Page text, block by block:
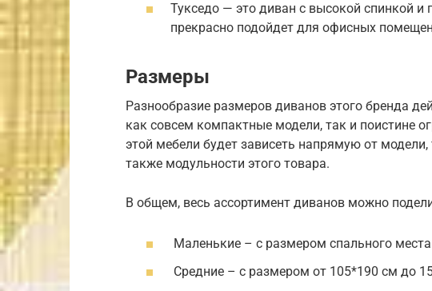
Тукседо — это диван с высокой спинкой
прекрасно подойдет для офисных
Размеры
Разнообразие размеров диванов этого бренда
как совсем компактные модели, так и поистине
этой мебели будет зависеть напрямую от
также модульности этого товара.
В общем, весь ассортимент диванов можно
Маленькие – с размером спального
Средние – с размером от 105*190 см до